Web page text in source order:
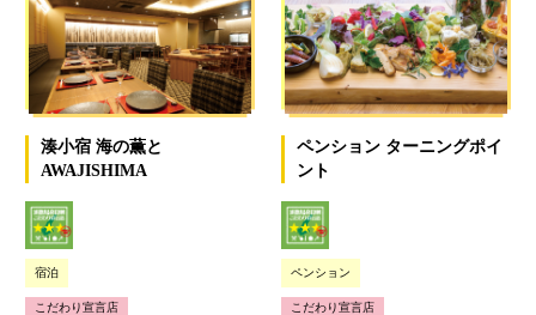
湊小宿 海の薫と
AWAJISHIMA
宿泊
こだわり宣言店
ペンション ターニングポイ
ント
ペンション
こだわり宣言店